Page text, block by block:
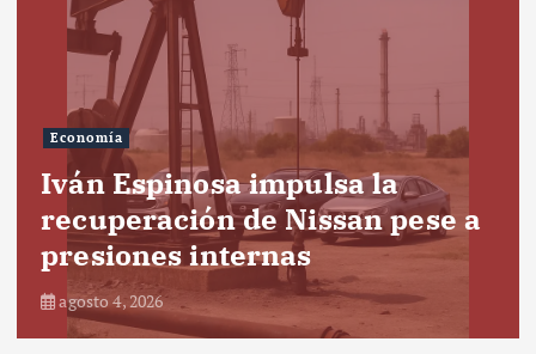
Economía
Iván Espinosa impulsa la
recuperación de Nissan pese a
presiones internas
agosto 4, 2026